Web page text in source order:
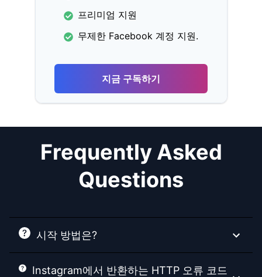
프리미엄 지원
무제한 Facebook 계정 지원.
지금 구독하기
Frequently Asked
Questions
시작 방법은?
Instagram에서 반환하는 HTTP 오류 코드